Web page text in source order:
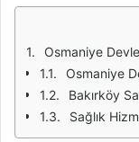
Osmaniye
Osmaniye
Bakırköy
Sağlık